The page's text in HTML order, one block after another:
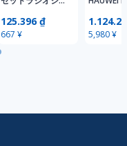
機器 レコード カ
セットテープ ラ
ジオ 'オーディオ
125.396 ₫
667 ¥
トンク系
5,980 ¥